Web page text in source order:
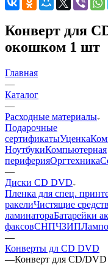
Конверт для
окошком 1 шт
Главная
—
Каталог
—
Расходные материалы
Подарочные
сертификатыУценка
НоутбукиКомпьютерная
периферияОргтехника
—
Диски CD DVD
Пленка для спец.
ракелиЧистящие
ламинатораБатарейки
факсовСНПЧЗИП
—
Конверты дл CD DVD
—Конверт для CD/